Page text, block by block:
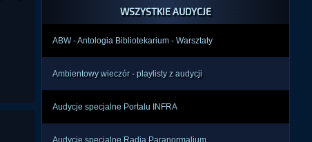
WSZYSTKIE AUDYCJE
ABW - Antologia Bibliotekarium - Warsztaty
Ambientowy wieczór - playlisty z audycji
Audycje specjalne Portalu INFRA
Audycje specjalne Radia Paranormalium